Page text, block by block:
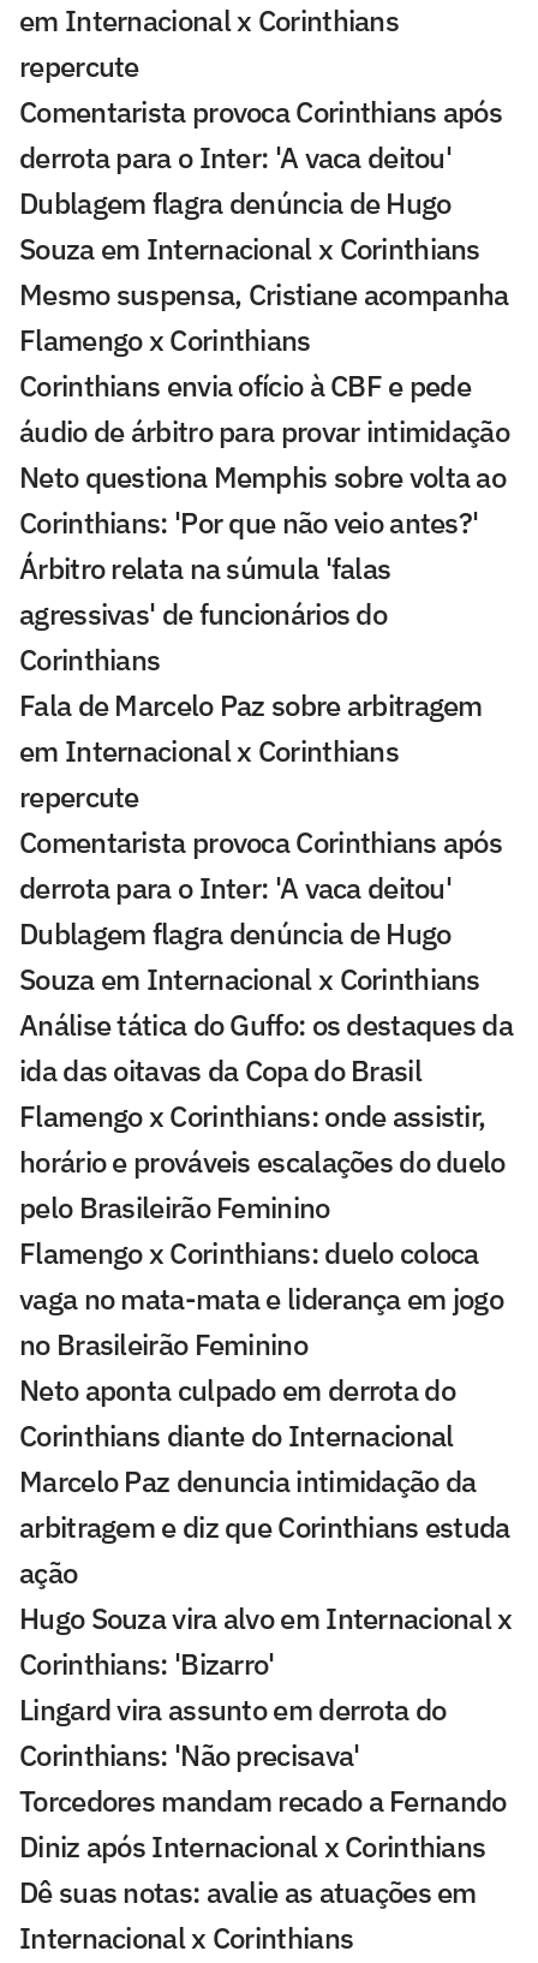
em Internacional x Corinthians
repercute
Comentarista provoca Corinthians após
derrota para o Inter: 'A vaca deitou'
Dublagem flagra denúncia de Hugo
Souza em Internacional x Corinthians
Mesmo suspensa, Cristiane acompanha
Flamengo x Corinthians
Corinthians envia ofício à CBF e pede
áudio de árbitro para provar intimidação
Neto questiona Memphis sobre volta ao
Corinthians: 'Por que não veio antes?'
Árbitro relata na súmula 'falas
agressivas' de funcionários do
Corinthians
Fala de Marcelo Paz sobre arbitragem
em Internacional x Corinthians
repercute
Comentarista provoca Corinthians após
derrota para o Inter: 'A vaca deitou'
Dublagem flagra denúncia de Hugo
Souza em Internacional x Corinthians
Análise tática do Guffo: os destaques da
ida das oitavas da Copa do Brasil
Flamengo x Corinthians: onde assistir,
horário e prováveis escalações do duelo
pelo Brasileirão Feminino
Flamengo x Corinthians: duelo coloca
vaga no mata-mata e liderança em jogo
no Brasileirão Feminino
Neto aponta culpado em derrota do
Corinthians diante do Internacional
Marcelo Paz denuncia intimidação da
arbitragem e diz que Corinthians estuda
ação
Hugo Souza vira alvo em Internacional x
Corinthians: 'Bizarro'
Lingard vira assunto em derrota do
Corinthians: 'Não precisava'
Torcedores mandam recado a Fernando
Diniz após Internacional x Corinthians
Dê suas notas: avalie as atuações em
Internacional x Corinthians